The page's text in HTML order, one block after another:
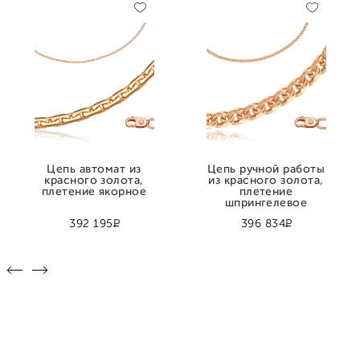
392 195Р
Цепь автомат из
красного золота,
плетение якорное
396 834Р
Цепь ручной работы
из красного золота,
плетение
шпрингелевое